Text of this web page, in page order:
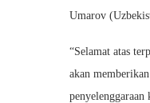
Umarov
“Selamat atas
akan